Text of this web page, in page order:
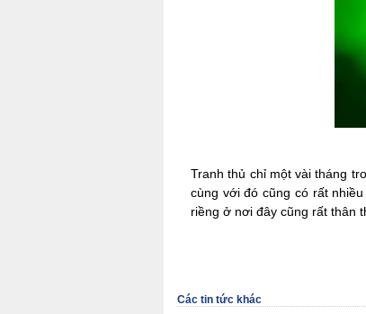
Tranh thủ chỉ một vài tháng
cùng với đó cũng có rất
riềng ở nơi đây cũng rất thân
Các tin tức khác